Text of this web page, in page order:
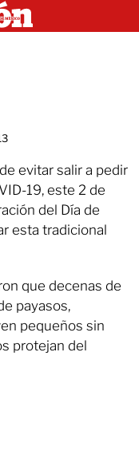
evitar salir a pedir
19, este 2 de
del Día de
esta tradicional
que decenas de
payasos,
pequeños sin
protejan del